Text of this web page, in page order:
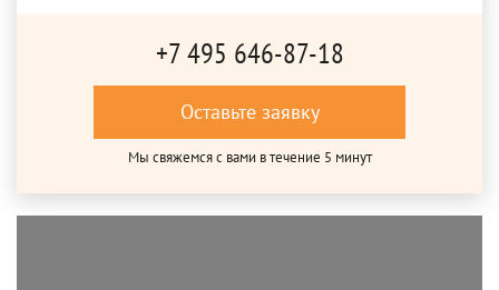
+7 495 646-87-18
Оставьте заявку
Мы свяжемся с вами в течение 5 минут